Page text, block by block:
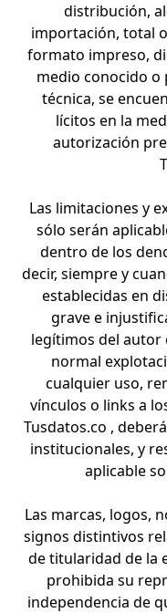
distribución,
importación, total
formato impreso,
medio conocido o
técnica, se
lícitos en la
autorización
Las limitaciones y
sólo serán
dentro de los
decir, siempre y
establecidas en
grave e
legítimos del autor
normal
cualquier uso,
vínculos o links a
Tusdatos.co ,
institucionales, y
aplicable
Las marcas, logos,
signos distintivos
de titularidad de la
prohibida su
independencia de